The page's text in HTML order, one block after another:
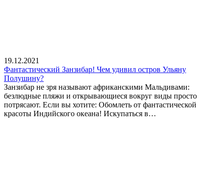
19.12.2021
Фантастический Занзибар! Чем удивил остров Ульяну
Полушину?
Занзибар не зря называют африканскими Мальдивами:
безлюдные пляжи и открывающиеся вокруг виды просто
потрясают. Если вы хотите: Обомлеть от фантастической
красоты Индийского океана! Искупаться в…